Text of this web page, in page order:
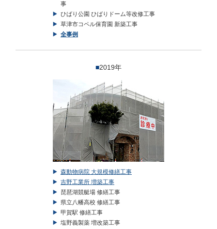
事
ひばり公園 ひばりドーム等改修工事
草津市コペル保育園 新築工事
全事例
■2019年
森動物病院 大規模修繕工事
吉野工業所 増築工事
琵琶湖競艇場 修繕工事
県立八幡高校 修繕工事
甲賀駅 修繕工事
塩野義製薬 増改築工事